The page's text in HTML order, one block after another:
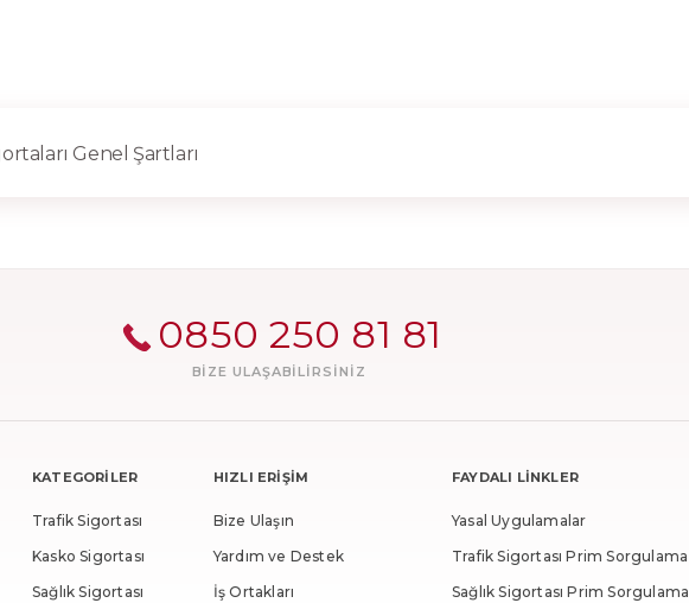
Genel Şartları
0850 250 81 81
BIZE ULAŞABILIRSINIZ
KATEGORİLER
Trafik Sigortası
Kasko Sigortası
Sağlık Sigortası
HIZLI ERİŞİM
Bize Ulaşın
Yardım ve Destek
İş Ortakları
FAYDALI LİNKLER
Yasal Uygulamalar
Trafik Sigortası Prim Sorgulama
Sağlık Sigortası Prim Sorgulama